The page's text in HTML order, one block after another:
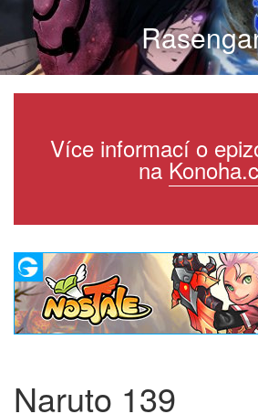
Více informací o
na
Naruto 139